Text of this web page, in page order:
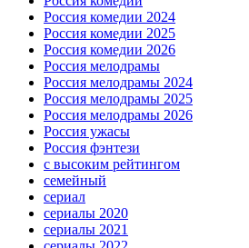
Россия комедии 2024
Россия комедии 2025
Россия комедии 2026
Россия мелодрамы
Россия мелодрамы 2024
Россия мелодрамы 2025
Россия мелодрамы 2026
Россия ужасы
Россия фэнтези
с высоким рейтингом
семейный
сериал
сериалы 2020
сериалы 2021